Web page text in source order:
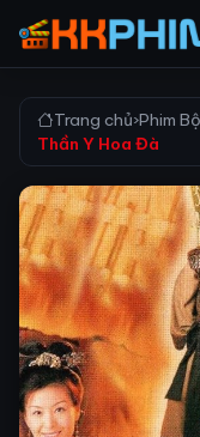
Trang chủ›Phim Bộ
Thần Y Hoa Đà